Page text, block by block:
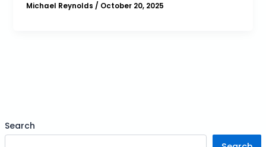
Search
Michael Reynolds / October 20, 2025